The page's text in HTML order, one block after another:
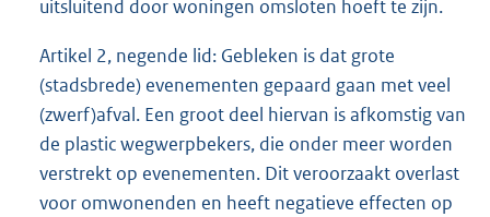
uitsluitend door woningen omsloten hoeft te zijn.
Artikel 2, negende lid: Gebleken is dat grote
(stadsbrede) evenementen gepaard gaan met veel
(zwerf)afval. Een groot deel hiervan is afkomstig van
de plastic wegwerpbekers, die onder meer worden
verstrekt op evenementen. Dit veroorzaakt overlast
voor omwonenden en heeft negatieve effecten op